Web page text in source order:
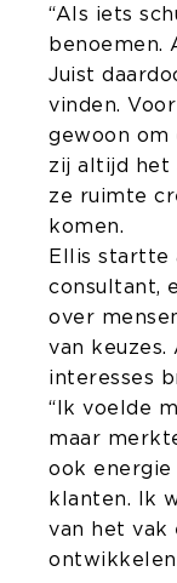
“Als iets
benoemen.
Juist
vinden.
gewoon om
zij altijd het
ze ruimte
komen.
Ellis startte
consultant,
over
van
interesses
“Ik voelde
maar
ook
klanten. Ik
van het vak